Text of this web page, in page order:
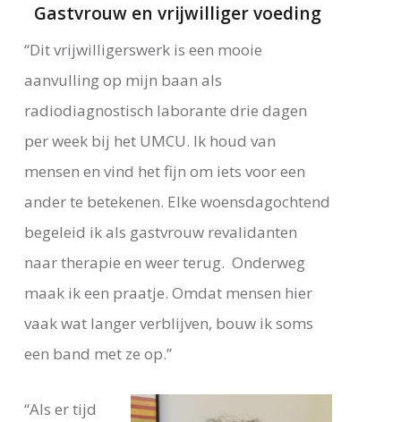
Gastvrouw en vrijwilliger voeding
“Dit vrijwilligerswerk is een mooie
aanvulling op mijn baan als
radiodiagnostisch laborante drie dagen
per week bij het UMCU. Ik houd van
mensen en vind het fijn om iets voor een
ander te betekenen. Elke woensdagochtend
begeleid ik als gastvrouw revalidanten
naar therapie en weer terug. Onderweg
maak ik een praatje. Omdat mensen hier
vaak wat langer verblijven, bouw ik soms
een band met ze op.”
“Als er tijd